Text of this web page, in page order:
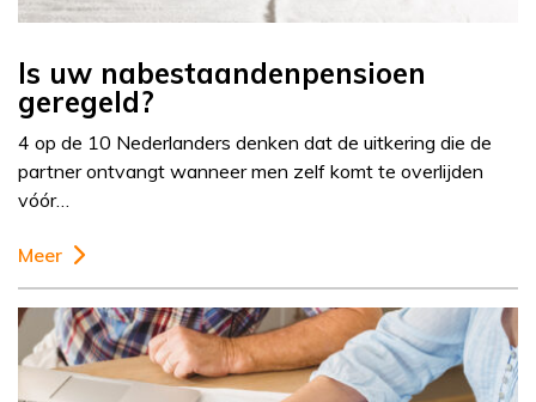
Is uw nabestaandenpensioen
geregeld?
4 op de 10 Nederlanders denken dat de uitkering die de
partner ontvangt wanneer men zelf komt te overlijden
vóór…
Meer